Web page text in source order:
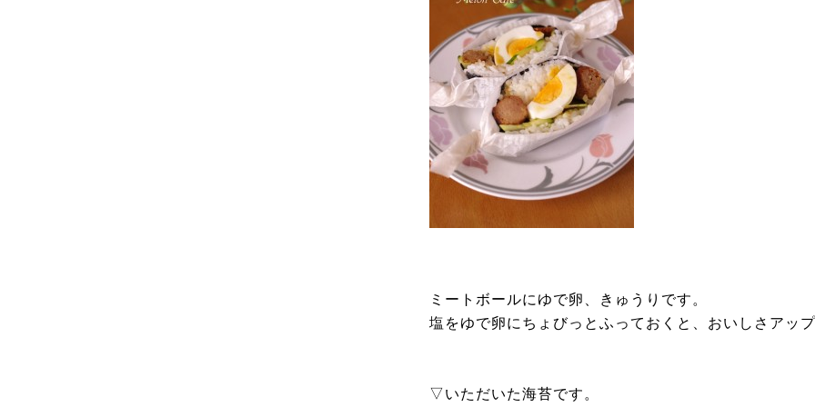
ミートボールにゆで卵、きゅうりです。
塩をゆで卵にちょびっとふっておくと、おいしさアッ
▽いただいた海苔です。